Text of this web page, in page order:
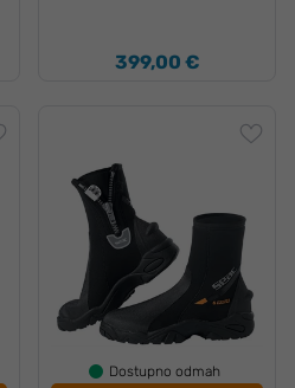
399,00 €
Dostupno odmah